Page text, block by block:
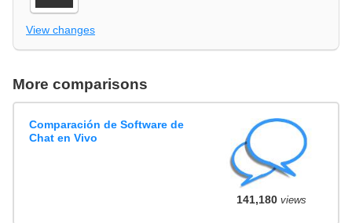
View changes
More comparisons
Comparación de Software de
Chat en Vivo
141,180views